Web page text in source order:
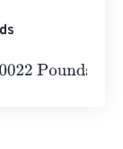
Pounds